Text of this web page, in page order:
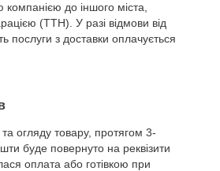
до іншого міста,
(ТТН). У разі відмови від
послуги з доставки оплачується
огляду товару, протягом 3-
буде повернуто на реквізити
оплата або готівкою при